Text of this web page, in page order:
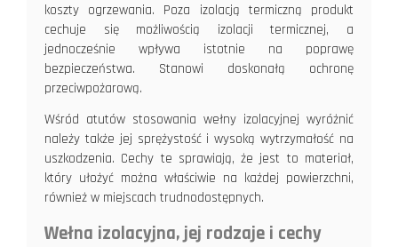
koszty ogrzewania. Poza izolacją termiczną produkt
cechuje się możliwością izolacji termicznej, a
jednocześnie wpływa istotnie na poprawę
bezpieczeństwa. Stanowi doskonałą ochronę
przeciwpożarową.
Wśród atutów stosowania wełny izolacyjnej wyróżnić
należy także jej sprężystość i wysoką wytrzymałość na
uszkodzenia. Cechy te sprawiają, że jest to materiał,
który ułożyć można właściwie na każdej powierzchni,
również w miejscach trudnodostępnych.
Wełna izolacyjna, jej rodzaje i cechy